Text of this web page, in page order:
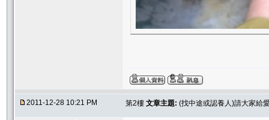
2011-12-28 10:21 PM 第2樓 文章主題: (找中途或認養人)請大家給